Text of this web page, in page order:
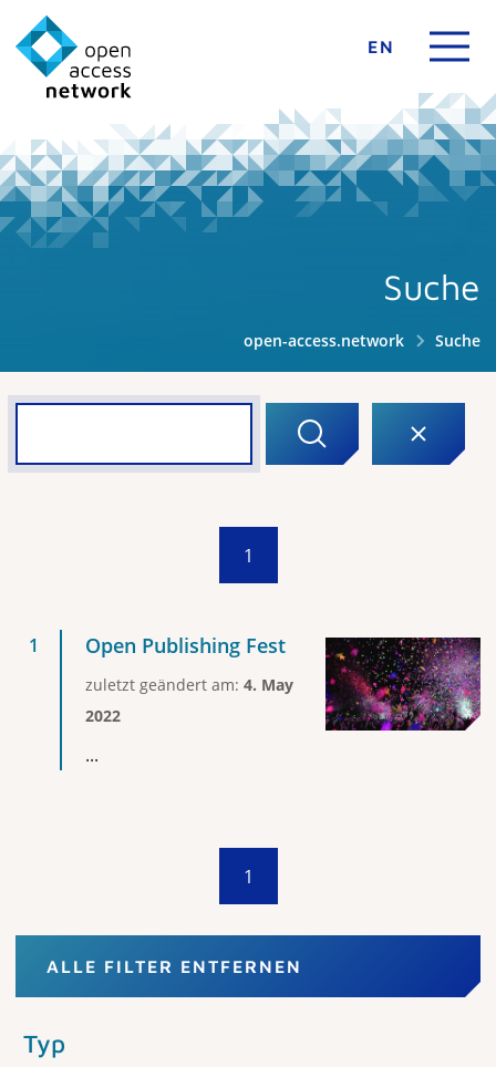
EN
Suche
open-access.network Suche
1
Open Publishing Fest
zuletzt geändert am: 4. May
2022
...
1
ALLE FILTER ENTFERNEN
Typ